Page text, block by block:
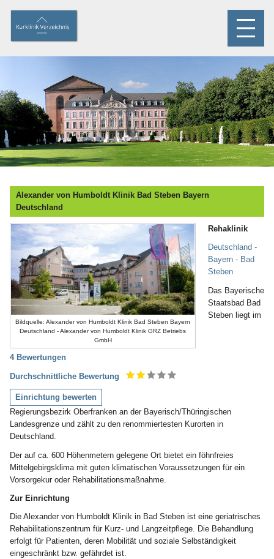
Alexander von Humboldt Klinik Bad Steben Bayern
Deutschland
Bildquelle: Alexander von Humboldt Klinik Bad Steben Bayern
Deutschland - Alexander von Humboldt Klinik GRZ Betriebs
GmbH
4 Bewertungen
Durchschnittliche Bewertung
Einrichtung bewerten
Rehaklinik
Deutschland -
Bayern - Bad
Steben
Das Bayerische
Staatsbad Bad
Steben liegt im
Regierungsbezirk Oberfranken an der Bayerisch/Thüringischen
Landesgrenze und zählt zu den renommiertesten Kurorten in
Deutschland.
Der auf ca. 600 Höhenmetern gelegene Ort bietet ein föhnfreies
Mittelgebirgsklima mit guten klimatischen Voraussetzungen für ein
Vorsorgekur oder Rehabilitationsmaßnahme.
Zur Einrichtung
Die Alexander von Humboldt Klinik in Bad Steben ist eine geriatrisches
Rehabilitationszentrum für Kurz- und Langzeitpflege. Die Behandlung
erfolgt für Patienten, deren Mobilität und soziale Selbständigkeit
eingeschränkt bzw. gefährdet ist.